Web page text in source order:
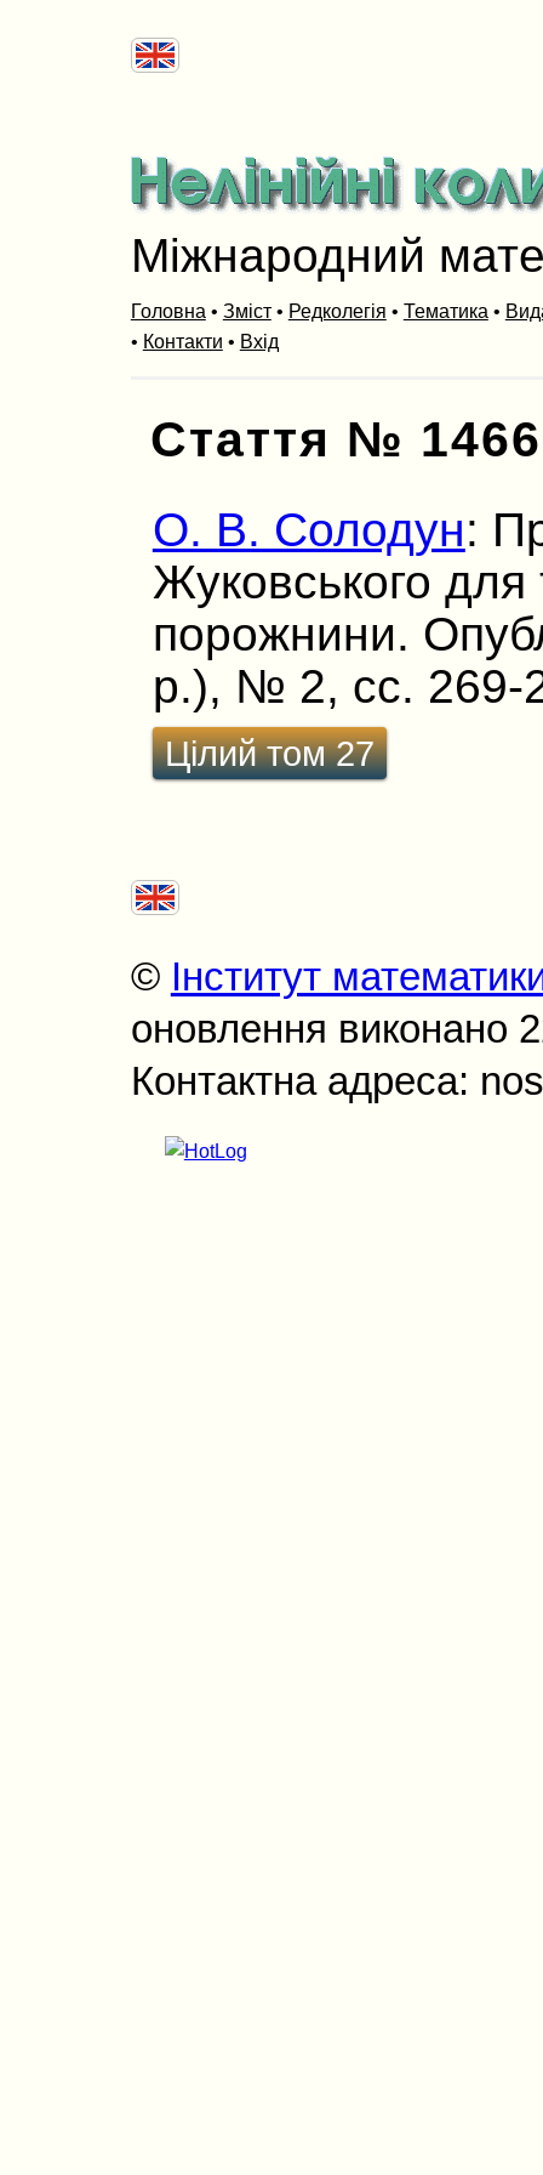
Міжнародний
Головна • Зміст• Редколегія • Тематика •
• Контакти • Вхід
Стаття № 1466
О. В. Солодун:
Жуковського для
порожнини.
р.), № 2, сс. 269-
Цілий том 27
© Інститут
оновлення виконано
Контактна адреса: